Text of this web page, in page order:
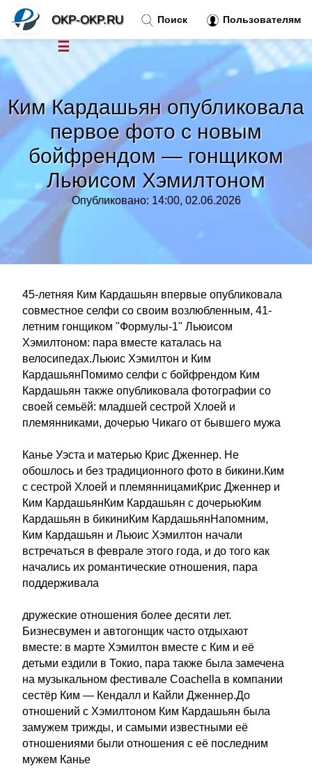
Ким Кардашьян опубликовала
первое фото с новым
бойфрендом — гонщиком
Льюисом Хэмилтоном
Опубликовано: 14:00, 02.06.2026
45-летняя Ким Кардашьян впервые опубликовала
совместное селфи со своим возлюбленным, 41-
летним гонщиком "Формулы-1" Льюисом
Хэмилтоном: пара вместе каталась на
велосипедах.Льюис Хэмилтон и Ким
КардашьянПомимо селфи с бойфрендом Ким
Кардашьян также опубликовала фотографии со
своей семьёй: младшей сестрой Хлоей и
племянниками, дочерью Чикаго от бывшего мужа
Канье Уэста и матерью Крис Дженнер. Не
обошлось и без традиционного фото в бикини.Ким
с сестрой Хлоей и племянницамиКрис Дженнер и
Ким КардашьянКим Кардашьян с дочерьюКим
Кардашьян в бикиниКим КардашьянНапомним,
Ким Кардашьян и Льюис Хэмилтон начали
встречаться в феврале этого года, и до того как
начались их романтические отношения, пара
поддерживала
дружеские отношения более десяти лет.
Бизнесвумен и автогонщик часто отдыхают
вместе: в марте Хэмилтон вместе с Ким и её
детьми ездили в Токио, пара также была замечена
на музыкальном фестивале Coachella в компании
сестёр Ким — Кендалл и Кайли Дженнер.До
отношений с Хэмилтоном Ким Кардашьян была
замужем трижды, и самыми известными её
отношениями были отношения с её последним
мужем Канье
Поиск Пользователям
OKP-OKP.RU
☰
Тренды новостей
Рубрики»
Правила »